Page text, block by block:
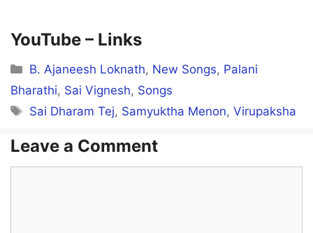
Sollamaley Sollamaley
Kal Veesudhey
Sollamaley Sollamaley
YouTube – Links
Categories
B. Ajaneesh Loknath, New Songs, Palani
Bharathi, Sai Vignesh, Songs
Tags
Sai Dharam Tej, Samyuktha Menon,Virupaksha
Leave a Comment